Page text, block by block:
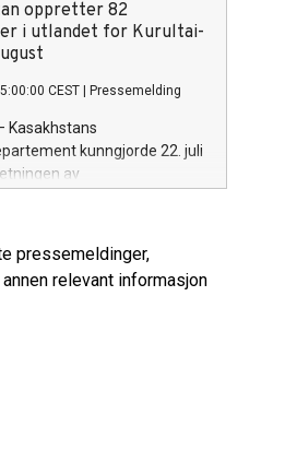
fra Den gylne horde og et
ved Det
arkeologiske arv og bidrar til
oppretter 82
i utlandet for Kurultai-
CEST Pressemelding
Kasakhstans
kunngjorde 22. juli
av
stemmegivningen ved
23. august.
pressemeldinger,
relevant informasjon